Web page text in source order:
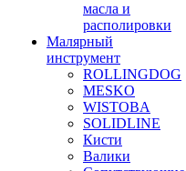
масла и
располировки
Малярный
инструмент
ROLLINGDOG
MESKO
WISTOBA
SOLIDLINE
Кисти
Валики